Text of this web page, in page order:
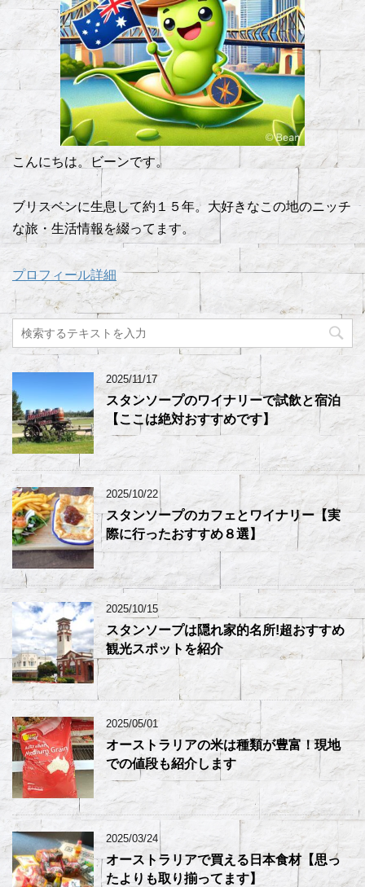
こんにちは。ビーンです。
ブリスベンに生息して約１５年。大好きなこの地のニッチ
な旅・生活情報を綴ってます。
プロフィール詳細
2025/11/17
スタンソープのワイナリーで試飲と宿泊
【ここは絶対おすすめです】
2025/10/22
スタンソープのカフェとワイナリー【実
際に行ったおすすめ８選】
2025/10/15
スタンソープは隠れ家的名所!超おすすめ
観光スポットを紹介
2025/05/01
オーストラリアの米は種類が豊富！現地
での値段も紹介します
2025/03/24
オーストラリアで買える日本食材【思っ
たよりも取り揃ってます】